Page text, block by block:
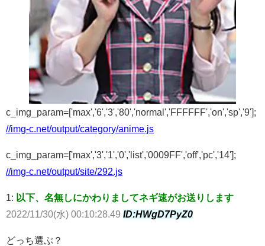
c_img_param=['max','6','3','80','normal','FFFFFF','on','sp','9'];
//img-c.net/output/category/anime.js
c_img_param=['max','3','1','0','list','0009FF','off','pc','14'];
//img-c.net/output/site/292.js
1: 以下、名無しにかわりましてネギ速がお送りします
2022/11/30(水) 00:10:28.49 ID:HWgD7PyZ0
どっち選ぶ？